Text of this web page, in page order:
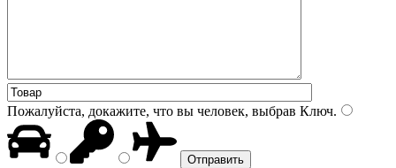
Пожалуйста, докажите, что вы человек, выбрав Ключ.